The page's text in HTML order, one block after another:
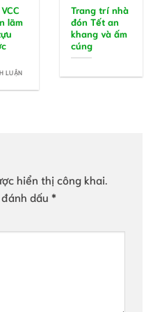
lãm
LUẬN
Trang trí nhà
đón Tết an
khang và ấm
cúng
hiển thị công khai.
dấu *